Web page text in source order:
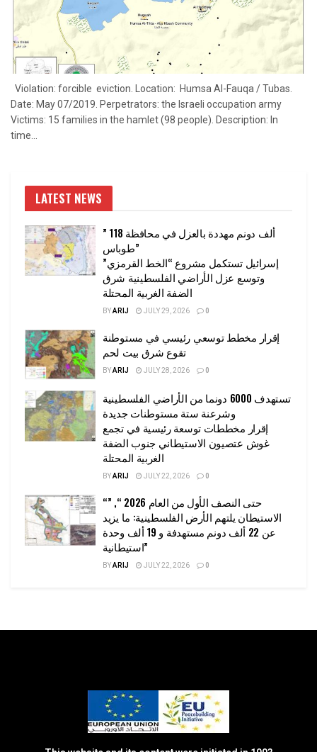
Violation: forcible eviction. Location: Humsa Al-Fauqa / Tubas.
Date: May 07/2019. Perpetrators: the Israeli occupation army
Victims: 15 families in the hamlet (98 people). Description: In
time...
LATEST NEWS
” 118 ألف دونم مهددة بالعزل في محافظة
طوباس”
إسرائيل تستكمل مشروع “الخط القرمزي”
وتوسع عزل الأراضي الفلسطينية شرق
الضفة الغربية المحتلة
BYARIJ JULY 29, 2026 0
إقرار مخطط توسعي رئيسي في مستوطنة
تقوع شرق بيت لحم
BYARIJ JULY 28, 2026 0
تستهدف 6000 دونما من الأراضي الفلسطينية
وشرعنة ستة مستوطنات جديدة
إقرار مخططات توسعة رئيسية في تجمع
غوش عتصيون الاستيطاني جنوب الضفة
الغربية المحتلة
BYARIJ JULY 22, 2026 0
“حتى النصف الأول من العام 2026 “, ”
الاستيطان يلتهم الأرض الفلسطينية: ما يزيد
عن 22 ألف دونم مستهدفة و 19 ألف وحدة
استيطانية”
BYARIJ JULY 22, 2026 0